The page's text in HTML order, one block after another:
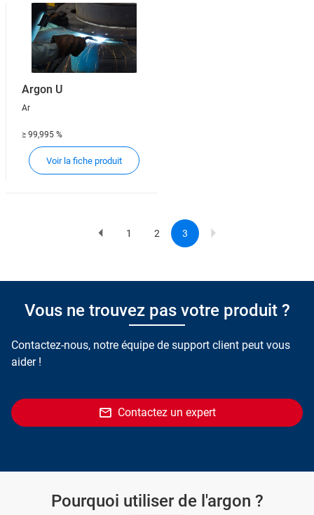
Argon U
Ar
≥ 99,995 %
Voir la fiche produit
Pagination
PreviousPage
1 Page
2
Current
page
3
Vous ne trouvez pas votre produit ?
Contactez-nous, notre équipe de support client peut vous
aider !
Contactez un expert
Pourquoi utiliser de l'argon ?